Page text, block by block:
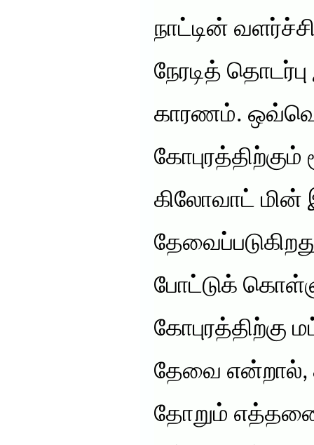
நாட்டின்
நேரடித்
காரணம்.
கோபுரத்திற்கும்
கிலோவாட் மின்
போட்டுக்
கோபுரத்திற்கு
தேவை என்றால்,
தோறும்